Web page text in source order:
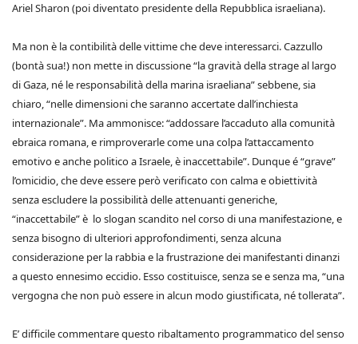
Ariel Sharon (poi diventato presidente della Repubblica israeliana).
Ma non è la contibilità delle vittime che deve interessarci. Cazzullo
(bontà sua!) non mette in discussione “la gravità della strage al largo
di Gaza, né le responsabilità della marina israeliana” sebbene, sia
chiaro, “nelle dimensioni che saranno accertate dall’inchiesta
internazionale”. Ma ammonisce: “addossare l’accaduto alla comunità
ebraica romana, e rimproverarle come una colpa l’attaccamento
emotivo e anche politico a Israele, è inaccettabile”. Dunque é “grave”
l’omicidio, che deve essere però verificato con calma e obiettività
senza escludere la possibilità delle attenuanti generiche,
“inaccettabile” è lo slogan scandito nel corso di una manifestazione, e
senza bisogno di ulteriori approfondimenti, senza alcuna
considerazione per la rabbia e la frustrazione dei manifestanti dinanzi
a questo ennesimo eccidio. Esso costituisce, senza se e senza ma, “una
vergogna che non può essere in alcun modo giustificata, né tollerata”.
E’ difficile commentare questo ribaltamento programmatico del senso